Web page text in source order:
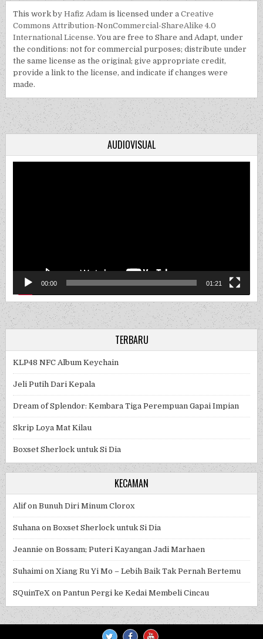
This work byHafiz Adam is licensed under aCreative
Commons Attribution-NonCommercial-ShareAlike 4.0
International License. You are free to Share and Adapt, under
the conditions: not for commercial purposes; distribute under
the same license as the original; give appropriate credit,
provide a link to the license, and indicate if changes were
made.
AUDIOVISUAL
00:00 01:21
TERBARU
KLP48 NFC Album Keychain
Jeli Putih Dari Kepala
Dream of Splendor: Kembara Tiga Perempuan Gapai Impian
Skrip Loya Mat Kilau
Boxset Sherlock untuk Si Dia
KECAMAN
AlifonBunuh Diri Minum Clorox
Suhana onBoxset Sherlock untuk Si Dia
Jeannie onBossam; Puteri Kayangan Jadi Marhaen
Suhaimi onXiang Ru Yi Mo – Lebih Baik Tak Pernah Bertemu
SQuinTeX onPantun Pergi ke Kedai Membeli Cincau